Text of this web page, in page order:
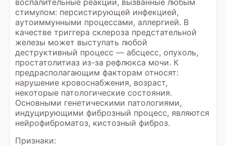
воспалительные реакции, вызванные любым
стимулом: персистирующей инфекцией,
аутоиммунными процессами, аллергией. В
качестве триггера склероза предстательной
железы может выступать любой
деструктивный процесс — абсцесс, опухоль,
простатолитиаз из-за рефлюкса мочи. К
предрасполагающим факторам относят:
нарушение кровоснабжения, возраст,
некоторые патологические состояния.
Основными генетическими патологиями,
индуцирующими фиброзный процесс, являются
нейрофиброматоз, кистозный фиброз.
Признаки: